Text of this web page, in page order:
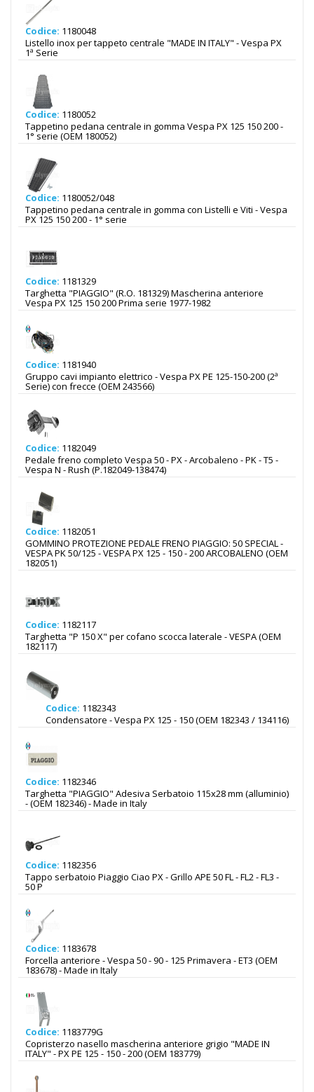
Codice: 1180048
Listello inox per tappeto centrale "MADE IN ITALY" - Vespa PX
1ª Serie
Codice: 1180052
Tappetino pedana centrale in gomma Vespa PX 125 150 200 -
1° serie (OEM 180052)
Codice: 1180052/048
Tappetino pedana centrale in gomma con Listelli e Viti - Vespa
PX 125 150 200 - 1° serie
Codice: 1181329
Targhetta "PIAGGIO" (R.O. 181329) Mascherina anteriore
Vespa PX 125 150 200 Prima serie 1977-1982
Codice: 1181940
Gruppo cavi impianto elettrico - Vespa PX PE 125-150-200 (2ª
Serie) con frecce (OEM 243566)
Codice: 1182049
Pedale freno completo Vespa 50 - PX - Arcobaleno - PK - T5 -
Vespa N - Rush (P.182049-138474)
Codice: 1182051
GOMMINO PROTEZIONE PEDALE FRENO PIAGGIO: 50 SPECIAL -
VESPA PK 50/125 - VESPA PX 125 - 150 - 200 ARCOBALENO (OEM
182051)
Codice: 1182117
Targhetta "P 150 X" per cofano scocca laterale - VESPA (OEM
182117)
Codice: 1182343
Condensatore - Vespa PX 125 - 150 (OEM 182343 / 134116)
Codice: 1182346
Targhetta "PIAGGIO" Adesiva Serbatoio 115x28 mm (alluminio)
- (OEM 182346) - Made in Italy
Codice: 1182356
Tappo serbatoio Piaggio Ciao PX - Grillo APE 50 FL - FL2 - FL3 -
50 P
Codice: 1183678
Forcella anteriore - Vespa 50 - 90 - 125 Primavera - ET3 (OEM
183678) - Made in Italy
Codice: 1183779G
Copristerzo nasello mascherina anteriore grigio "MADE IN
ITALY" - PX PE 125 - 150 - 200 (OEM 183779)